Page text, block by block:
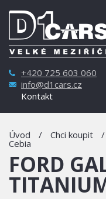
+420 725 603 060
info@d1cars.cz
Kontakt
Úvod / Chci koupit /
Cebia
FORD